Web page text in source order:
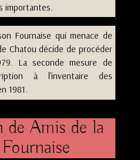
importantes.
Fournaise qui menace de
Chatou décide de procéder
La seconde mesure de
à l'inventaire des
1981.
de Amis de la